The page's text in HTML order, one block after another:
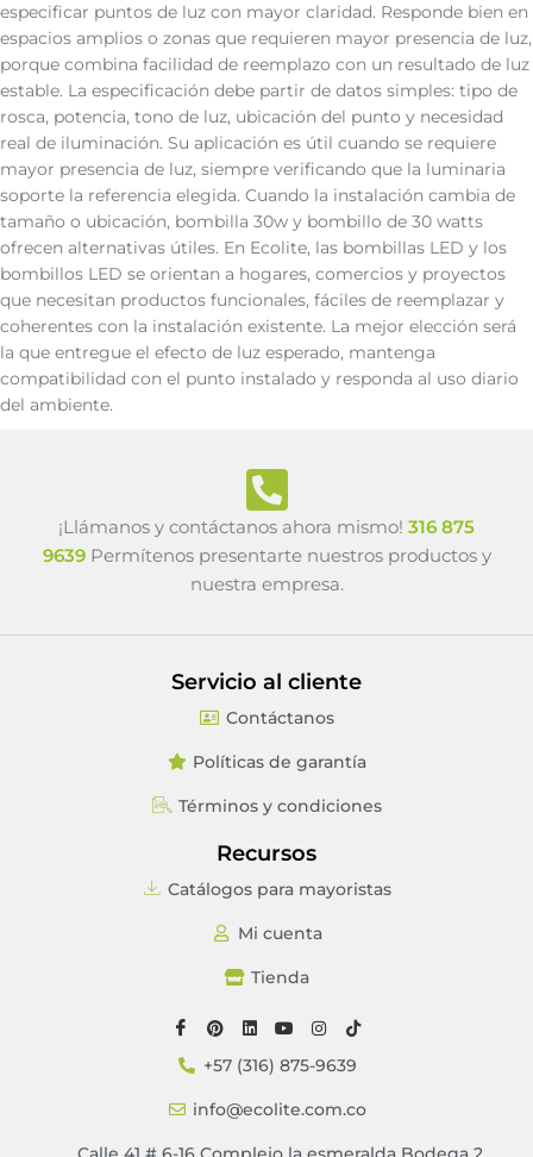
especificar puntos de luz con mayor claridad. Responde bien en
espacios amplios o zonas que requieren mayor presencia de luz,
porque combina facilidad de reemplazo con un resultado de luz
estable. La especificación debe partir de datos simples: tipo de
rosca, potencia, tono de luz, ubicación del punto y necesidad
real de iluminación. Su aplicación es útil cuando se requiere
mayor presencia de luz, siempre verificando que la luminaria
soporte la referencia elegida. Cuando la instalación cambia de
tamaño o ubicación, bombilla 30w y bombillo de 30 watts
ofrecen alternativas útiles. En Ecolite, las bombillas LED y los
bombillos LED se orientan a hogares, comercios y proyectos
que necesitan productos funcionales, fáciles de reemplazar y
coherentes con la instalación existente. La mejor elección será
la que entregue el efecto de luz esperado, mantenga
compatibilidad con el punto instalado y responda al uso diario
del ambiente.
¡Llámanos y contáctanos ahora mismo! 316 875
9639Permítenos presentarte nuestros productos y
nuestra empresa.
Servicio al cliente
Contáctanos
Políticas de garantía
Términos y condiciones
Recursos
Catálogos para mayoristas
Mi cuenta
Tienda
+57 (316) 875-9639
info@ecolite.com.co